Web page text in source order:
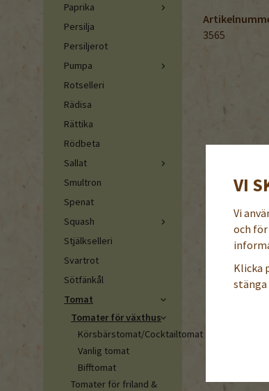
Paprika
Persilja
Persiljerot
Pumpa
Rotselleri
Rädisa
Rättika
Rödbeta
Sallat
Smultron
Spenat
Squash
Stjälkselleri
Svartrot
Sötfänkål
Tomat
Tomater för växthus
Körsbärstomat/Cocktailtomat
Vanlig tomat
Bifftomat
Tomater för friland &
3565
VI
Vi
och
Klicka